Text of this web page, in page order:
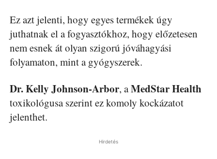
Ez azt jelenti, hogy egyes termékek úgy
juthatnak el a fogyasztókhoz, hogy előzetesen
nem esnek át olyan szigorú jóváhagyási
folyamaton, mint a gyógyszerek.
Dr. Kelly Johnson-Arbor, aMedStar Health
toxikológusa szerint ez komoly kockázatot
jelenthet.
Hirdetés